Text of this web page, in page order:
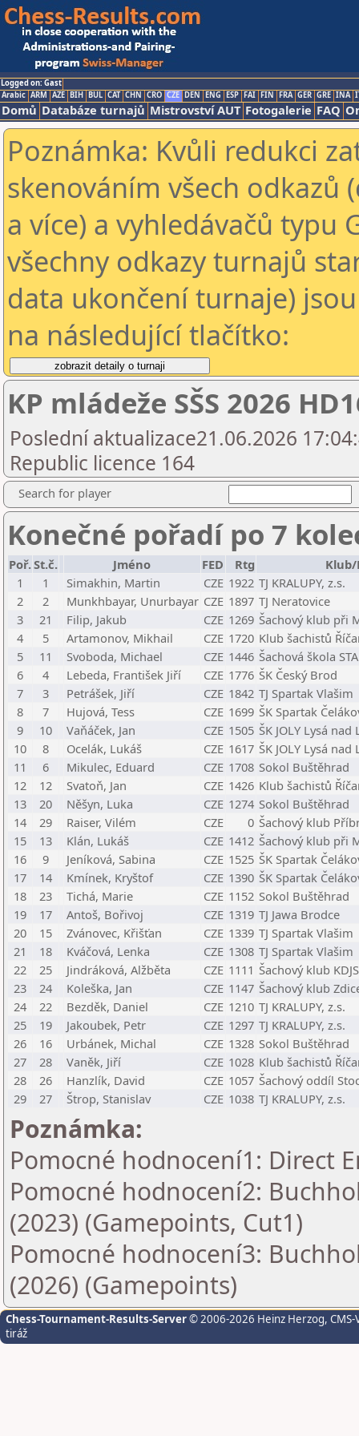
Logged on: Gast
Arabic ARM AZE BIH BUL CAT CHN CRO CZE DEN ENG ESP FAI FIN FRA GER GRE INA
Domů Databáze turnajů Mistrovství AUT Fotogalerie FAQ
Poznámka: Kvůli redukci
skenováním všech odkazů
a více) a vyhledávačů typu
všechny odkazy turnajů
data ukončení turnaje)
na následující tlačítko:
KP mládeže SŠS 2026
Poslední aktualizace21.06.2026
Republic licence 164
Search for player
Konečné pořadí po 7
Poř.St.č. Jméno FED Rtg
1
1 Simakhin, Martin CZE 1922 TJ KRALUPY, z.s.
2
2 Munkhbayar, Unurbayar CZE 1897 TJ Neratovice
3
21 Filip, Jakub CZE 1269 Šachový klub při
4
5 Artamonov, Mikhail CZE 1720 Klub šachistů
5
11 Svoboda, Michael CZE 1446 Šachová škola
6
4 Lebeda, František Jiří CZE 1776 ŠK Český Brod
7
3 Petrášek, Jiří CZE 1842 TJ Spartak Vlašim
8
7 Hujová, Tess CZE 1699 ŠK Spartak
9
10 Vaňáček, Jan CZE 1505 ŠK JOLY Lysá
10
8 Ocelák, Lukáš CZE 1617 ŠK JOLY Lysá
11
6 Mikulec, Eduard CZE 1708 Sokol Buštěhrad
12
12 Svatoň, Jan CZE 1426 Klub šachistů
13
20 Něšyn, Luka CZE 1274 Sokol Buštěhrad
14
29 Raiser, Vilém CZE 0 Šachový klub
15
13 Klán, Lukáš CZE 1412 Šachový klub při
16
9 Jeníková, Sabina CZE 1525 ŠK Spartak
17
14 Kmínek, Kryštof CZE 1390 ŠK Spartak
18
23 Tichá, Marie CZE 1152 Sokol Buštěhrad
19
17 Antoš, Bořivoj CZE 1319 TJ Jawa Brodce
20
15 Zvánovec, Křišťan CZE 1339 TJ Spartak Vlašim
21
18 Kváčová, Lenka CZE 1308 TJ Spartak Vlašim
22
25 Jindráková, Alžběta CZE 1111 Šachový klub
23
24 Koleška, Jan CZE 1147 Šachový klub
24
22 Bezděk, Daniel CZE 1210 TJ KRALUPY, z.s.
25
19 Jakoubek, Petr CZE 1297 TJ KRALUPY, z.s.
26
16 Urbánek, Michal CZE 1328 Sokol Buštěhrad
27
28 Vaněk, Jiří CZE 1028 Klub šachistů
28
26 Hanzlík, David CZE 1057 Šachový oddíl
29
27 Štrop, Stanislav CZE 1038 TJ KRALUPY, z.s.
Poznámka:
Pomocné hodnocení1: Direct
Pomocné hodnocení2:
(2023) (Gamepoints, Cut1)
Pomocné hodnocení3:
(2026) (Gamepoints)
Chess-Tournament-Results-Server© 2006-2026 Heinz Herzog,
tiráž